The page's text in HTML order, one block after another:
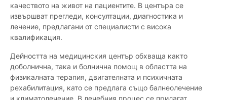
качеството на живот на пациентите. В центъра се
извършват прегледи, консултации, диагностика и
лечение, предлагани от специалисти с висока
квалификация.
Дейността на медицинския център обхваща както
доболнична, така и болнична помощ в областта на
физикалната терапия, двигателната и психичната
рехабилитация, като се предлага също балнеолечение
и климатолечение. В лечебния процес се прилагат